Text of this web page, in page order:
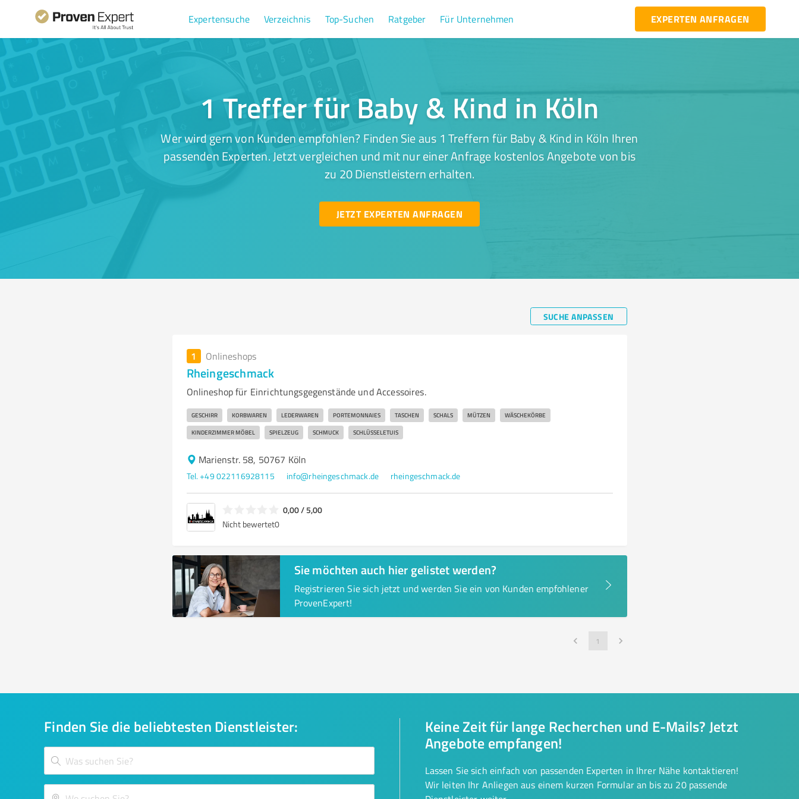
Expertensuche Verzeichnis Top-Suchen Ratgeber Für Unternehmen EXPERTEN ANFRAGEN
1 Treffer für Baby & Kind in Köln
Wer wird gern von Kunden empfohlen? Finden Sie aus 1 Treffern für Baby & Kind in Köln Ihren
passenden Experten. Jetzt vergleichen und mit nur einer Anfrage kostenlos Angebote von bis
zu 20 Dienstleistern erhalten.
JETZT EXPERTEN ANFRAGEN
SUCHE ANPASSEN
1 Onlineshops
Rheingeschmack
Onlineshop für Einrichtungsgegenstände und Accessoires.
GESCHIRR KORBWAREN LEDERWAREN PORTEMONNAIES TASCHEN SCHALS MÜTZEN WÄSCHEKÖRBE
KINDERZIMMER MÖBEL SPIELZEUG SCHMUCK SCHLÜSSELETUIS
Marienstr. 58, 50767 Köln
Tel. +49 022116928115 info@rheingeschmack.de rheingeschmack.de
0,00 / 5,00
Nicht bewertet0
Sie möchten auch hier gelistet werden?
Registrieren Sie sich jetzt und werden Sie ein von Kunden empfohlener
ProvenExpert!
1
Finden Sie die beliebtesten Dienstleister:
Keine Zeit für lange Recherchen und E-Mails? Jetzt
Angebote empfangen!
Lassen Sie sich einfach von passenden Experten in Ihrer Nähe kontaktieren!
Wir leiten Ihr Anliegen aus einem kurzen Formular an bis zu 20 passende